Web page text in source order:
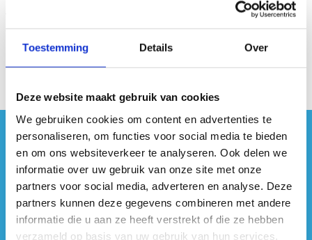
Toestemming Details Over
Deze website maakt gebruik van cookies
We gebruiken cookies om content en advertenties te
personaliseren, om functies voor social media te bieden
en om ons websiteverkeer te analyseren. Ook delen we
informatie over uw gebruik van onze site met onze
partners voor social media, adverteren en analyse. Deze
partners kunnen deze gegevens combineren met andere
informatie die u aan ze heeft verstrekt of die ze hebben
verzameld op basis van uw gebruik van hun services.
#sportersbelevenmeer
ook op sociale media